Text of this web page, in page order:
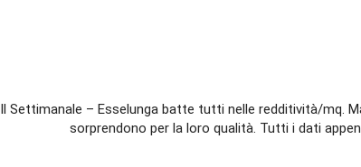
Il Settimanale – Esselunga batte tutti nelle redditività/mq.
sorprendono per la loro qualità. Tutti i dati